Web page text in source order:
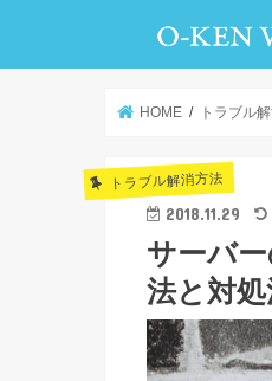
HOME トラブル
トラブル解消方法
2018.11.29
サーバ
法と対処